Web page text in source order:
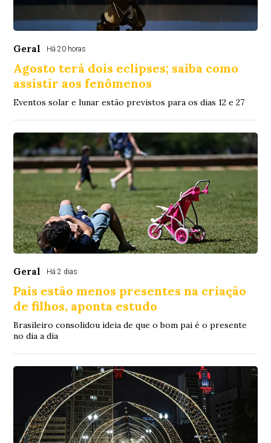
Geral Há 20 horas
Agosto terá dois eclipses; saiba como
assistir aos fenômenos
Eventos solar e lunar estão previstos para os dias 12 e 27
Geral Há 2 dias
Pais estão menos presentes na criação
de filhos, aponta estudo
Brasileiro consolidou ideia de que o bom pai é o presente
no dia a dia